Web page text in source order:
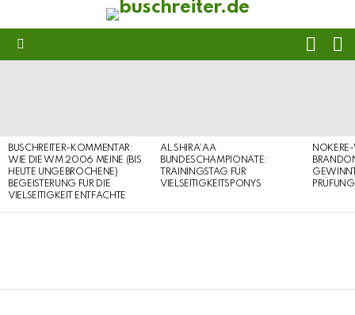
BUSCHREITER-KOMMENTAR:
WIE DIE WM 2006 MEINE (BIS
HEUTE UNGEBROCHENE)
BEGEISTERUNG FÜR DIE
VIELSEITIGKEIT ENTFACHTE
AL SHIRA’AA
BUNDESCHAMPIONATE:
TRAININGSTAG FÜR
VIELSEITIGKEITSPONYS
PRÜFUNG